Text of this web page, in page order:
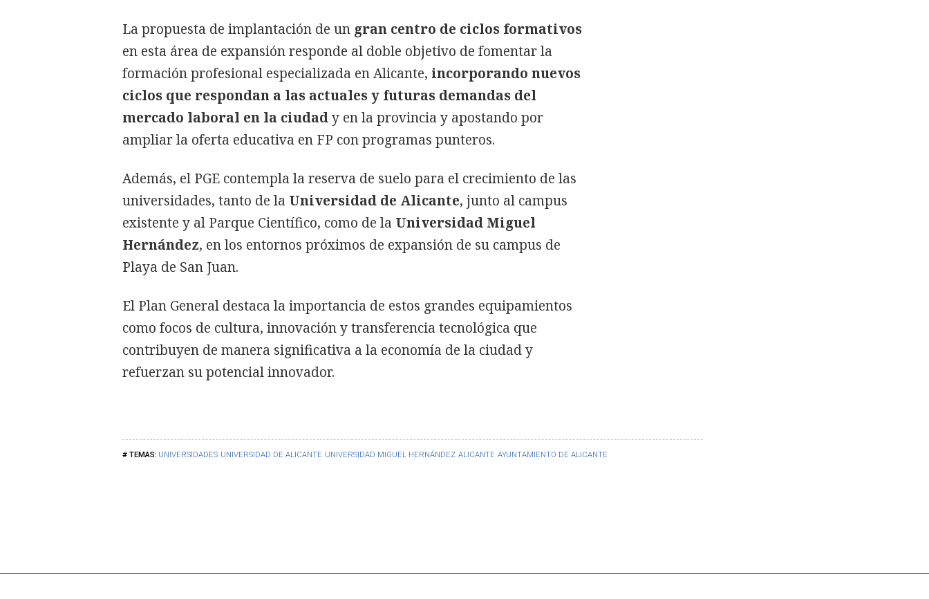
UNIVERSIDADES UNIVERSIDAD DE ALICANTE UNIVERSIDAD MIGUEL HERNÁNDEZ ALICANTE AYUNTAMIENTO DE ALICANTE
La propuesta de implantación de un gran centro de ciclos formativos
en esta área de expansión responde al doble objetivo de fomentar la
formación profesional especializada en Alicante, incorporando nuevos
ciclos que respondan a las actuales y futuras demandas del
mercado laboral en la ciudady en la provincia y apostando por
ampliar la oferta educativa en FP con programas punteros.
Además, el PGE contempla la reserva de suelo para el crecimiento de las
universidades, tanto de la Universidad de Alicante, junto al campus
existente y al Parque Científico, como de la Universidad Miguel
Hernández, en los entornos próximos de expansión de su campus de
Playa de San Juan.
El Plan General destaca la importancia de estos grandes equipamientos
como focos de cultura, innovación y transferencia tecnológica que
contribuyen de manera significativa a la economía de la ciudad y
refuerzan su potencial innovador.